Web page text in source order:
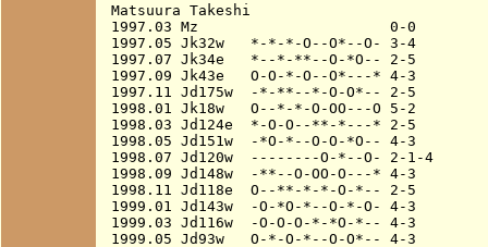
Matsuura Takeshi
1997.03 Mz                      0-0
1997.05 Jk32w   *-*-*-O--O*--O- 3-4
1997.07 Jk34e   *--*-**--O-*O-- 2-5
1997.09 Jk43e   O-O-*-O--O*---* 4-3
1997.11 Jd175w  -*-**--*-O-O*-- 2-5
1998.01 Jk18w   O--*-*-O-OO---O 5-2
1998.03 Jd124e  *-O-O--**-*---* 2-5
1998.05 Jd151w  -*O-*--O-O-*O-- 4-3
1998.07 Jd120w  --------O-*--O- 2-1-4
1998.09 Jd148w  -**--O-OO-O---* 4-3
1998.11 Jd118e  O--**-*-*-O-*-- 2-5
1999.01 Jd143w  -O-*O-*--O-*-O- 4-3
1999.03 Jd116w  -O-O-O-*-*O-*-- 4-3
1999.05 Jd93w   O-*-O-*--O-O*-- 4-3